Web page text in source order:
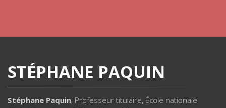
STÉPHANE PAQUIN
Stéphane Paquin, Professeur titulaire, École nationale